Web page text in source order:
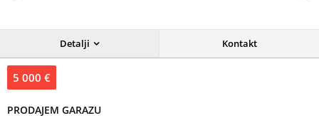
Detalji Kontakt
5 000 €
PRODAJEM GARAZU